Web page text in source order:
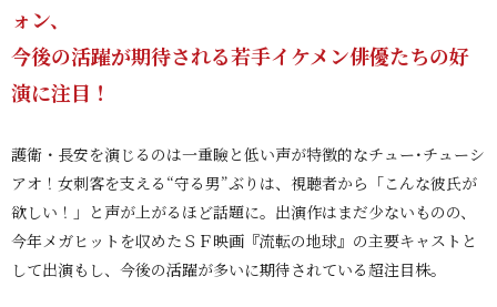
ォン、
今後の活躍が期待される若手イケメン俳優たちの好
演に注目！
護衛・長安を演じるのは一重瞼と低い声が特徴的なチュー･チューシ
アオ！女刺客を支える“守る男”ぶりは、視聴者から「こんな彼氏が
欲しい！」と声が上がるほど話題に。出演作はまだ少ないものの、
今年メガヒットを収めたＳＦ映画『流転の地球』の主要キャストと
して出演もし、今後の活躍が多いに期待されている超注目株。